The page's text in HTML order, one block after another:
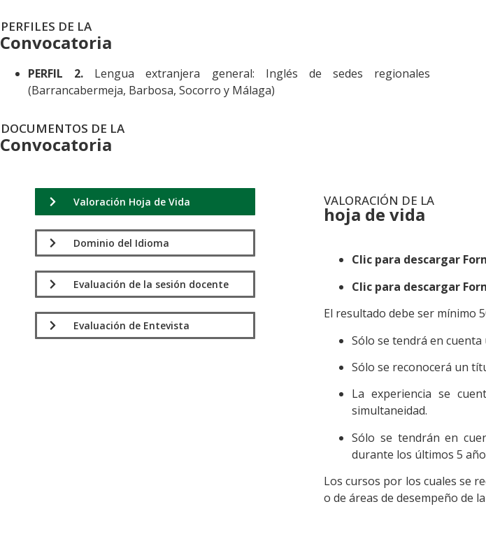
PERFILES DE LA
Convocatoria
PERFIL 2. Lengua extranjera general: Inglés de sedes regionales
(Barrancabermeja, Barbosa, Socorro y Málaga)
DOCUMENTOS DE LA
Convocatoria
Valoración Hoja de Vida
Dominio del Idioma
Evaluación de la sesión docente
Evaluación de Entevista
VALORACIÓN DE LA
hoja de vida
Clic para descargar
Clic para descargar
El resultado debe ser mínimo
Sólo se tendrá en
Sólo se reconocerá un
La experiencia se
simultaneidad.
Sólo se tendrán en
durante los últimos 5
Los cursos por los cuales se
o de áreas de desempeño de